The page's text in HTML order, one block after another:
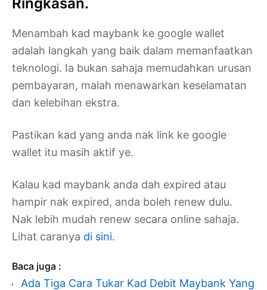
Menambah kad maybank ke google wallet
adalah langkah yang baik dalam memanfaatkan
teknologi. Ia bukan sahaja memudahkan urusan
pembayaran, malah menawarkan keselamatan
dan kelebihan ekstra.
Pastikan kad yang anda nak link ke google
wallet itu masih aktif ye.
Kalau kad maybank anda dah expired atau
hampir nak expired, anda boleh renew dulu.
Nak lebih mudah renew secara online sahaja.
Lihat caranya di sini.
Baca juga :
Ada Tiga Cara Tukar Kad Debit Maybank Yang